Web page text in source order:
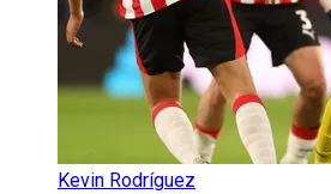
Kevin Rodríguez